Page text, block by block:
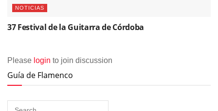
NOTICIAS
37 Festival de la Guitarra de Córdoba
Please login to join discussion
Guía de Flamenco